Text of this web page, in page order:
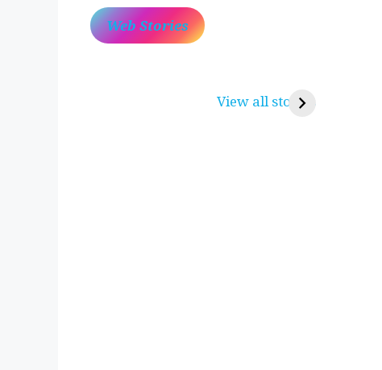
Web Stories
View all stories
करुणा व प्रेम का प्रतीक
रामसा पीर, रुणेचा रा धणी,